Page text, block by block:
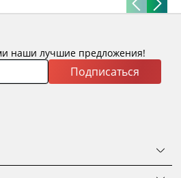
наши лучшие предложения!
Подписаться